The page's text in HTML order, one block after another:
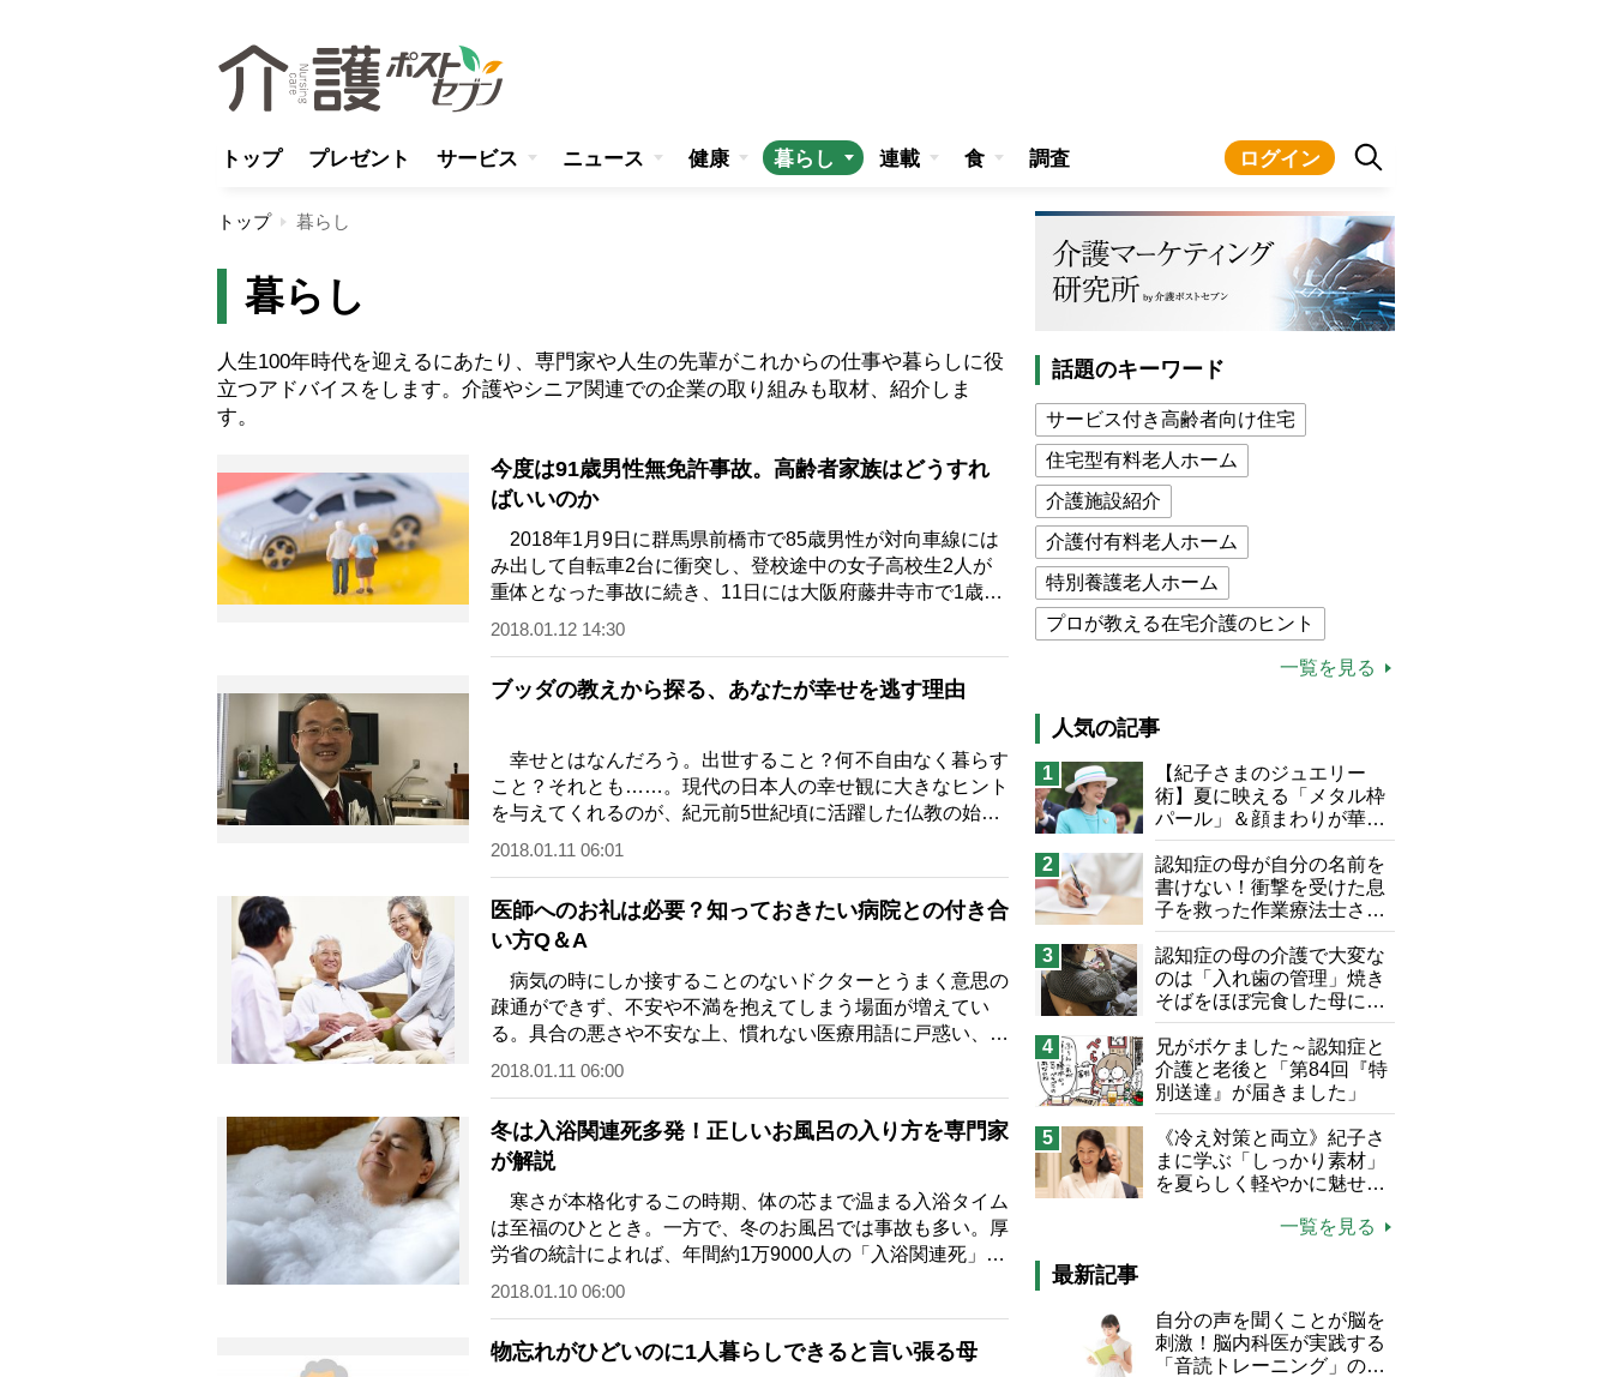
トップ プレゼント サービス ニュース 健康 暮らし 連載 食 調査 ログイン
トップ 暮らし
暮らし
人生100年時代を迎えるにあたり、専門家や人生の先輩がこれからの仕事や暮らしに役
立つアドバイスをします。介護やシニア関連での企業の取り組みも取材、紹介しま
す。
今度は91歳男性無免許事故。高齢者家族はどうすれ
ばいいのか
2018年1月9日に群馬県前橋市で85歳男性が対向車線には
み出して自転車2台に衝突し、登校途中の女子高校生2人が
重体となった事故に続き、11日には大阪府藤井寺市で1歳女
児が車にはねられて大けがをする事故があり、…
2018.01.12 14:30
ブッダの教えから探る、あなたが幸せを逃す理由
幸せとはなんだろう。出世すること？何不自由なく暮らす
こと？それとも……。現代の日本人の幸せ観に大きなヒント
を与えてくれるのが、紀元前5世紀頃に活躍した仏教の始
祖、ブッダの残した言葉だ。なぜなら仏教の大…
2018.01.11 06:01
医師へのお礼は必要？知っておきたい病院との付き合
い方Q＆A
病気の時にしか接することのないドクターとうまく意思の
疎通ができず、不安や不満を抱えてしまう場面が増えてい
る。具合の悪さや不安な上、慣れない医療用語に戸惑い、聞
きたいことが聞けずもんもんとしてしまう…
2018.01.11 06:00
冬は入浴関連死多発！正しいお風呂の入り方を専門家
が解説
寒さが本格化するこの時期、体の芯まで温まる入浴タイム
は至福のひととき。一方で、冬のお風呂では事故も多い。厚
労省の統計によれば、年間約1万9000人の「入浴関連死」の
うちの半数が、11～2月の冬場に集中して…
2018.01.10 06:00
物忘れがひどいのに1人暮らしできると言い張る母
話題のキーワード
サービス付き高齢者向け住宅
住宅型有料老人ホーム
介護施設紹介
介護付有料老人ホーム
特別養護老人ホーム
プロが教える在宅介護のヒント
介護食
猫が母になつきません
息子の遠距離介護サバイバル術
兄がボケました
便利なサービス
予防法
一覧を見る
人気の記事
1
【紀子さまのジュエリー
術】夏に映える「メタル枠
パール」＆顔まわりが華や
ぐ「揺れる一粒」の使い分
け方
2
認知症の母が自分の名前を
書けない！衝撃を受けた息
子を救った作業療法士さん
の言葉
3
認知症の母の介護で大変な
のは「入れ歯の管理」焼き
そばをほぼ完食した母に息
子が血の気が引いた理由
4
兄がボケました～認知症と
介護と老後と「第84回『特
別送達』が届きました」
5
《冷え対策と両立》紀子さ
まに学ぶ「しっかり素材」
を夏らしく軽やかに魅せる
一覧を見る
最新記事
自分の声を聞くことが脳を
刺激！脳内科医が実践する
「音読トレーニング」の極